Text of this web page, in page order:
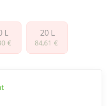
L
€
20 L
20 L
84,61 €